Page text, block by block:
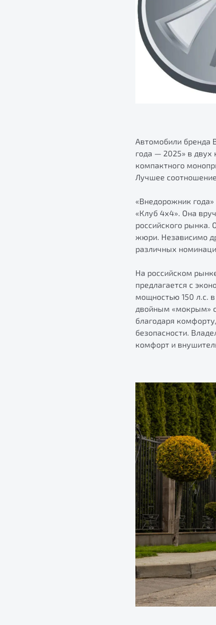
Автомобили бренда
года — 2025» в
компактного
Лучшее
«Внедорожник
«Клуб 4х4». Она
российского рынка.
жюри. Независимо
различных
На российском
предлагается с
мощностью 150 л.с.
двойным «мокрым»
благодаря
безопасности.
комфорт и